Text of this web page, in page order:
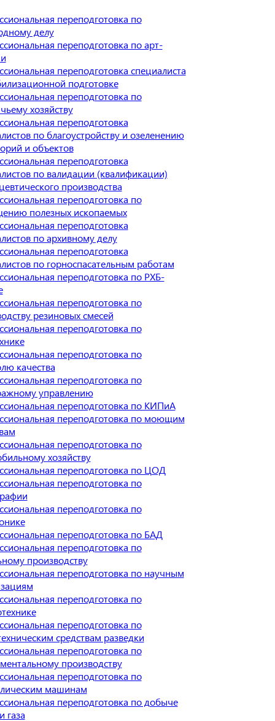
переподготовка по
делу
переподготовка по арт-
переподготовка специалиста
подготовке
переподготовка по
хозяйству
переподготовка
по благоустройству и озеленению
и объектов
переподготовка
по валидации (квалификации)
производства
переподготовка по
полезных ископаемых
переподготовка
по архивному делу
переподготовка
по горноспасательным работам
переподготовка по РХБ-
переподготовка по
резиновых смесей
переподготовка по
переподготовка по
качества
переподготовка по
управлению
переподготовка по КИПиА
переподготовка по моющим
переподготовка по
хозяйству
переподготовка по ЦОД
переподготовка по
переподготовка по
переподготовка по БАД
переподготовка по
производству
переподготовка по научным
переподготовка по
переподготовка по
средствам разведки
переподготовка по
производству
переподготовка по
машинам
переподготовка по добыче
газа